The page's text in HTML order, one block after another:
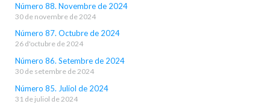
Número 88. Novembre de 2024
30 de novembre de 2024
Número 87. Octubre de 2024
26 d'octubre de 2024
Número 86. Setembre de 2024
30 de setembre de 2024
Número 85. Juliol de 2024
31 de juliol de 2024